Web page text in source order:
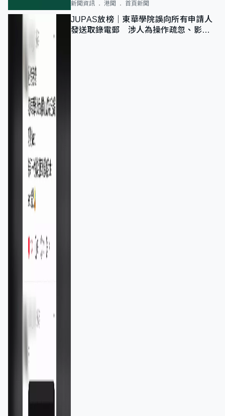
新聞資訊 港聞 首頁新聞
JUPAS放榜｜東華學院誤向所有申請人
發送取錄電郵 涉人為操作疏忽、影響